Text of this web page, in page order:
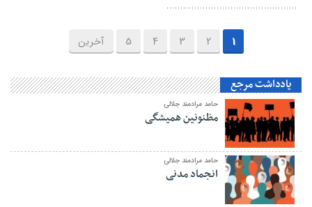
1
2
3
4
5 آخرین
یادداشت مرجع
حامد مرادمند جلالی
مظنونین همیشگی
حامد مرادمند جلالی
انجماد مدنی